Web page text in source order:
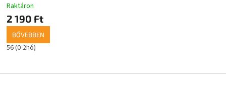
A
termék
átlagos
értékelése
5-
csillag.
Raktáron
2 190 Ft
BŐVEBBEN
56 (0-2hó)